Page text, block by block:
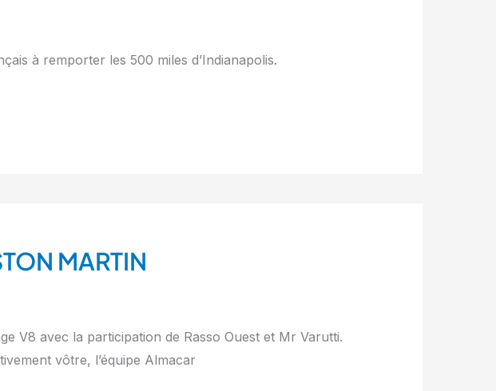
à remporter les 500 miles d’Indianapolis.
MARTIN
V8 avec la participation de Rasso Ouest et Mr Varutti.
vôtre, l’équipe Almacar